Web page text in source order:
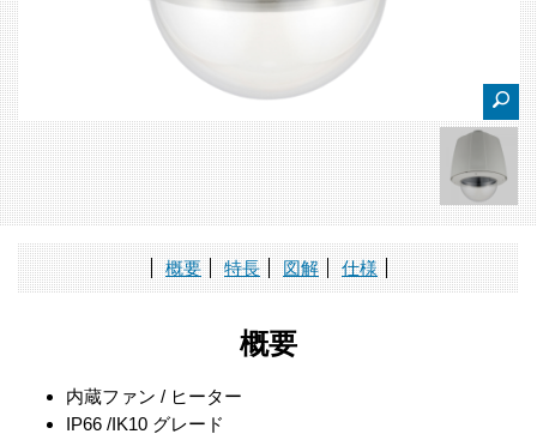
概要 特長 図解 仕様
概要
内蔵ファン / ヒーター
IP66 /IK10 グレード